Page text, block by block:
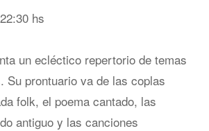
hs
un ecléctico repertorio de temas
Su prontuario va de las coplas
folk, el poema cantado, las
antiguo y las canciones